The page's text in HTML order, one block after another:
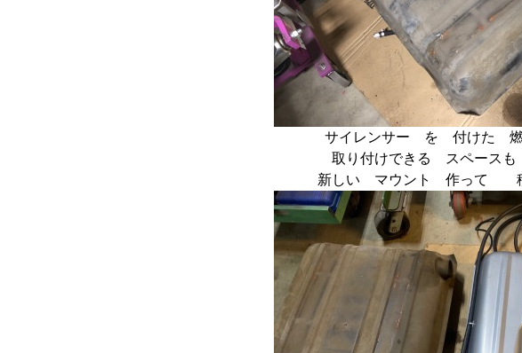
サイレンサー を 付けた
取り付けできる スペース
新しい マウント 作って